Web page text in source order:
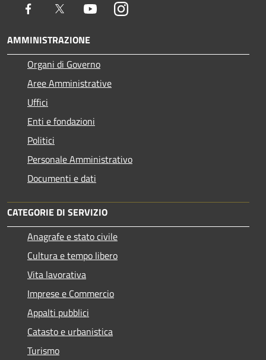
Facebook Twitter YoutubeInstagram
AMMINISTRAZIONE
Organi di Governo
Aree Amministrative
Uffici
Enti e fondazioni
Politici
Personale Amministrativo
Documenti e dati
CATEGORIE DI SERVIZIO
Anagrafe e stato civile
Cultura e tempo libero
Vita lavorativa
Imprese e Commercio
Appalti pubblici
Catasto e urbanistica
Turismo